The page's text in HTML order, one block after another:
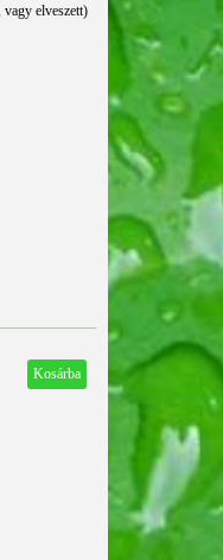
elveszett)